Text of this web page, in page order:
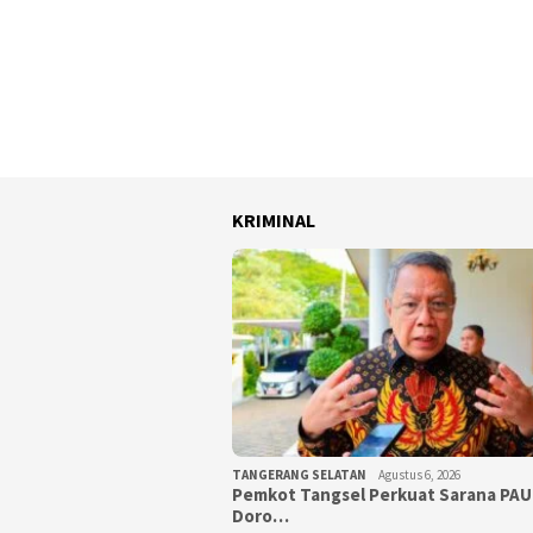
KRIMINAL
TANGERANG SELATAN Agustus 6, 2026
Pemkot Tangsel Perkuat Sarana
Doro…